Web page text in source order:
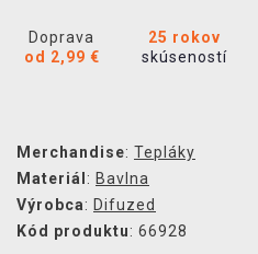
Doprava
od 2,99 €
25 rokov
skúseností
Merchandise: Tepláky
Materiál : Bavlna
Výrobca: Difuzed
Kód produktu: 66928